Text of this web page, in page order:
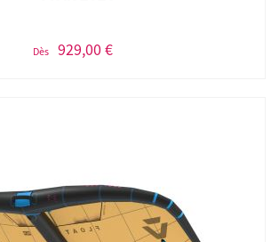
Dès 929,00 €